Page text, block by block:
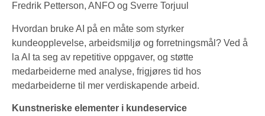
Fredrik Petterson, ANFO og Sverre Torjuul
Hvordan bruke AI på en måte som styrker
kundeopplevelse, arbeidsmiljø og forretningsmål? Ved å
la AI ta seg av repetitive oppgaver, og støtte
medarbeiderne med analyse, frigjøres tid hos
medarbeiderne til mer verdiskapende arbeid.
Kunstneriske elementer i kundeservice